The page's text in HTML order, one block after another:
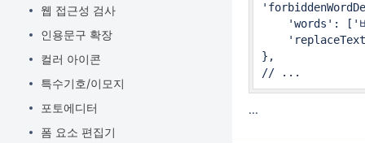
웹 접근성 검사
인용문구 확장
컬러 아이콘
특수기호/이모지
포토에디터
폼 요소 편집기
'words': ['
},
// ...
...